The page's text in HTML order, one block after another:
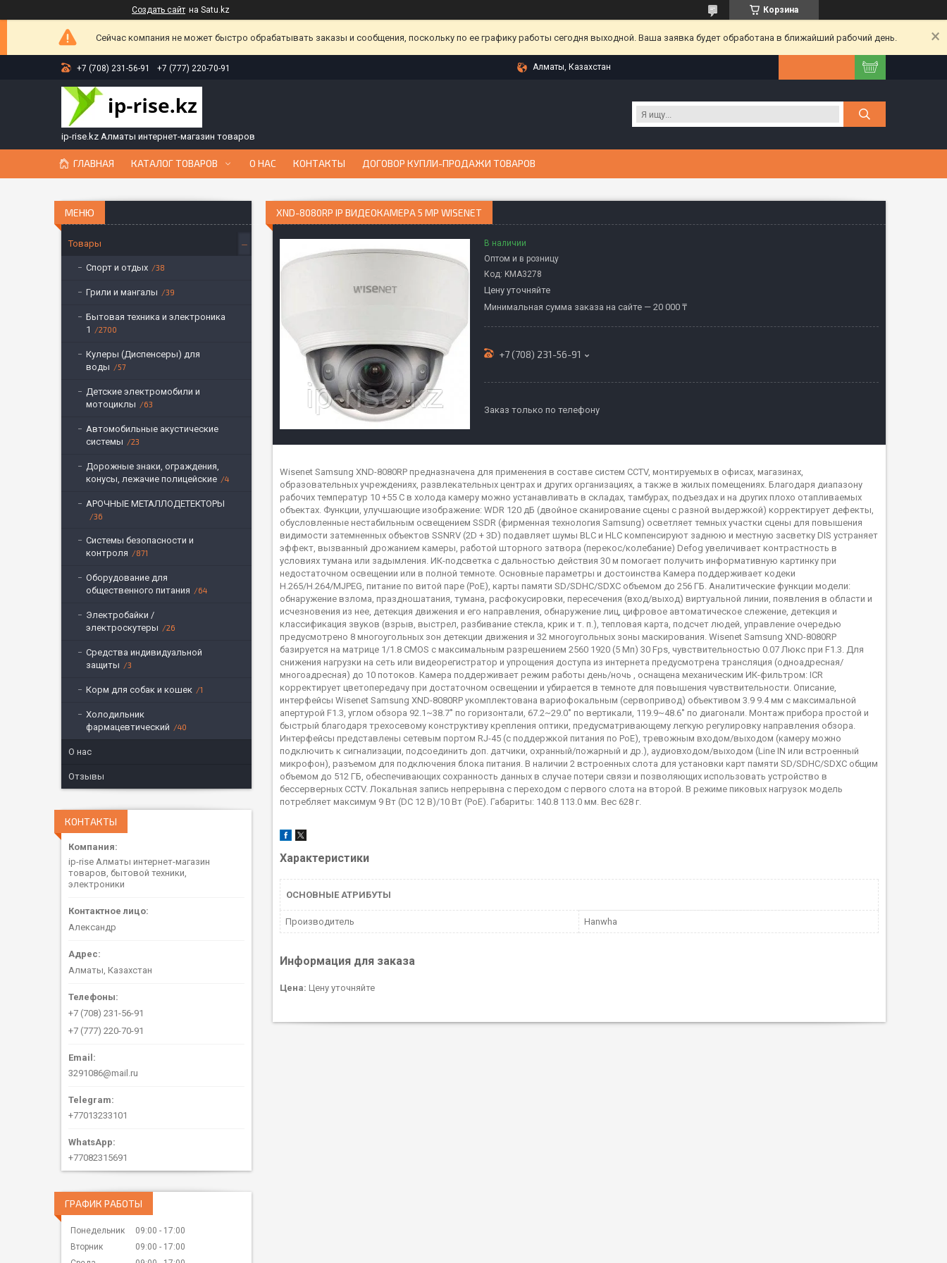
Создать сайт на Satu.kz Корзина
Сейчас компания не может быстро обрабатывать заказы и сообщения, поскольку по ее графику работы сегодня выходной. Ваша заявка будет обработана в ближайший рабочий день.
+7 (708) 231-56-91 +7 (777) 220-70-91 Алматы, Казахстан
ip-rise.kz Алматы интернет-магазин товаров
ГЛАВНАЯ КАТАЛОГ ТОВАРОВ О НАС КОНТАКТЫ ДОГОВОР КУПЛИ-ПРОДАЖИ ТОВАРОВ
XND-8080RP IP ВИДЕОКАМЕРА 5 MP WISENET
В наличии
Оптом и в розницу
Код: KMА3278
Цену уточняйте
Минимальная сумма заказа на сайте — 20 000 ₸
+7 (708) 231-56-91
Заказ только по телефону
Wisenet Samsung XND-8080RP предназначена для применения в составе систем CCTV, монтируемых в офисах, магазинах,
образовательных учреждениях, развлекательных центрах и других организациях, а также в жилых помещениях. Благодаря диапазону
рабочих температур 10 +55 C в холода камеру можно устанавливать в складах, тамбурах, подъездах и на других плохо отапливаемых
объектах. Функции, улучшающие изображение: WDR 120 дБ (двойное сканирование сцены с разной выдержкой) корректирует дефекты,
обусловленные нестабильным освещением SSDR (фирменная технология Samsung) осветляет темных участки сцены для повышения
видимости затемненных объектов SSNRV (2D + 3D) подавляет шумы BLC и HLC компенсируют заднюю и местную засветку DIS устраняет
эффект, вызванный дрожанием камеры, работой шторного затвора (перекос/колебание) Defog увеличивает контрастность в
условиях тумана или задымления. ИК-подсветка с дальностью действия 30 м помогает получить информативную картинку при
недостаточном освещении или в полной темноте. Основные параметры и достоинства Камера поддерживает кодеки
H.265/H.264/MJPEG, питание по витой паре (PoE), карты памяти SD/SDHC/SDXC объемом до 256 ГБ. Аналитические функции модели:
обнаружение взлома, праздношатания, тумана, расфокусировки, пересечения (вход/выход) виртуальной линии, появления в области и
исчезновения из нее, детекция движения и его направления, обнаружение лиц, цифровое автоматическое слежение, детекция и
классификация звуков (взрыв, выстрел, разбивание стекла, крик и т. п.), тепловая карта, подсчет людей, управление очередью
предусмотрено 8 многоугольных зон детекции движения и 32 многоугольных зоны маскирования. Wisenet Samsung XND-8080RP
базируется на матрице 1/1.8 CMOS с максимальным разрешением 2560 1920 (5 Мп) 30 Fps, чувствительностью 0.07 Люкс при F1.3. Для
снижения нагрузки на сеть или видеорегистратор и упрощения доступа из интернета предусмотрена трансляция (одноадресная/
многоадресная) до 10 потоков. Камера поддерживает режим работы день/ночь , оснащена механическим ИК-фильтром: ICR
корректирует цветопередачу при достаточном освещении и убирается в темноте для повышения чувствительности. Описание,
интерфейсы Wisenet Samsung XND-8080RP укомплектована вариофокальным (сервопривод) объективом 3.9 9.4 мм с максимальной
апертурой F1.3, углом обзора 92.1~38.7˚ по горизонтали, 67.2~29.0˚ по вертикали, 119.9~48.6˚ по диагонали. Монтаж прибора простой и
быстрый благодаря трехосевому конструктиву крепления оптики, предусматривающему легкую регулировку направления обзора.
Интерфейсы представлены сетевым портом RJ-45 (с поддержкой питания по PoE), тревожным входом/выходом (камеру можно
подключить к сигнализации, подсоединить доп. датчики, охранный/пожарный и др.), аудиовходом/выходом (Line IN или встроенный
микрофон), разъемом для подключения блока питания. В наличии 2 встроенных слота для установки карт памяти SD/SDHC/SDXC общим
объемом до 512 ГБ, обеспечивающих сохранность данных в случае потери связи и позволяющих использовать устройство в
бессерверных CCTV. Локальная запись непрерывна с переходом с первого слота на второй. В режиме пиковых нагрузок модель
потребляет максимум 9 Вт (DC 12 В)/10 Вт (PoE). Габариты: 140.8 113.0 мм. Вес 628 г.
Характеристики
ОСНОВНЫЕ АТРИБУТЫ
Производитель Hanwha
Информация для заказа
Цена: Цену уточняйте
Товары
Спорт и отдых 38
Грили и мангалы 39
Бытовая техника и электроника
1
2700
Кулеры (Диспенсеры) для
воды
57
Детские электромобили и
мотоциклы
63
Автомобильные акустические
системы
23
Дорожные знаки, ограждения,
конусы, лежачие полицейские
4
АРОЧНЫЕ МЕТАЛЛОДЕТЕКТОРЫ
36
Системы безопасности и
контроля
871
Оборудование для
общественного питания
64
Электробайки /
электроскутеры
26
Средства индивидуальной
защиты
3
Корм для собак и кошек 1
Холодильник
фармацевтический
40
О нас
Отзывы
КОНТАКТЫ
ip-rise Алматы интернет-магазин
товаров, бытовой техники,
электроники
Александр
Алматы, Казахстан
+7 (708) 231-56-91
+7 (777) 220-70-91
3291086@mail.ru
+77013233101
+77082315691
ГРАФИК РАБОТЫ
Понедельник 09:00
17:00
Вторник
09:00
17:00